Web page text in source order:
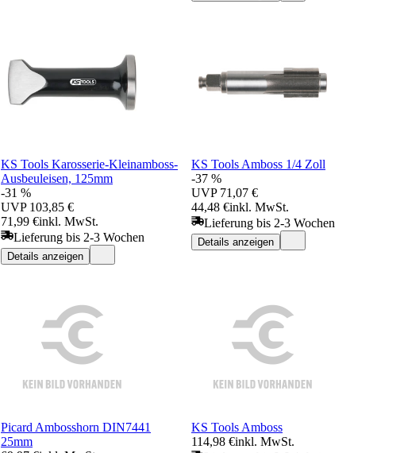
KS Tools Karosserie-Kleinamboss-
Ausbeuleisen, 125mm
-31 %
UVP 103,85 €
71,99 €inkl. MwSt.
Lieferung bis 2-3 Wochen
Details anzeigen
KS Tools Amboss 1/4 Zoll
-37 %
UVP 71,07 €
44,48 €inkl. MwSt.
Lieferung bis 2-3 Wochen
Details anzeigen
Picard Ambosshorn DIN7441
25mm
KS Tools Amboss
114,98 €inkl. MwSt.